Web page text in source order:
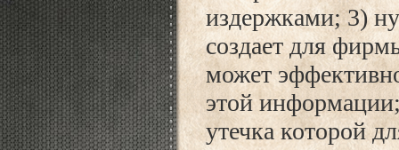
издержками; 3)
создает для
может
этой
утечка которой